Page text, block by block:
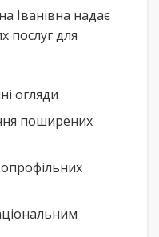
Іванівна надає
послуг для
огляди
поширених